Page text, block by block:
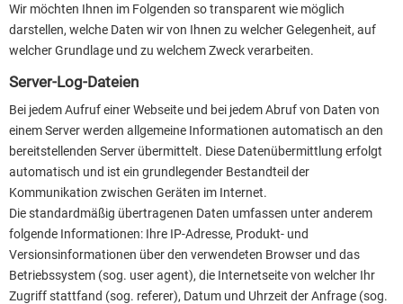
Wir möchten Ihnen im Folgenden so transparent wie möglich
darstellen, welche Daten wir von Ihnen zu welcher Gelegenheit, auf
welcher Grundlage und zu welchem Zweck verarbeiten.
Server-Log-Dateien
Bei jedem Aufruf einer Webseite und bei jedem Abruf von Daten von
einem Server werden allgemeine Informationen automatisch an den
bereitstellenden Server übermittelt. Diese Datenübermittlung erfolgt
automatisch und ist ein grundlegender Bestandteil der
Kommunikation zwischen Geräten im Internet.
Die standardmäßig übertragenen Daten umfassen unter anderem
folgende Informationen: Ihre IP-Adresse, Produkt- und
Versionsinformationen über den verwendeten Browser und das
Betriebssystem (sog. user agent), die Internetseite von welcher Ihr
Zugriff stattfand (sog. referer), Datum und Uhrzeit der Anfrage (sog.